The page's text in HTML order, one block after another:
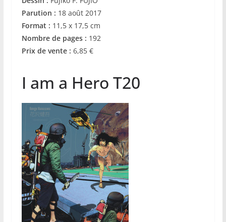
Parution : 18 août 2017
Format : 11,5 x 17,5 cm
Nombre de pages : 192
Prix de vente : 6,85 €
I am a Hero T20